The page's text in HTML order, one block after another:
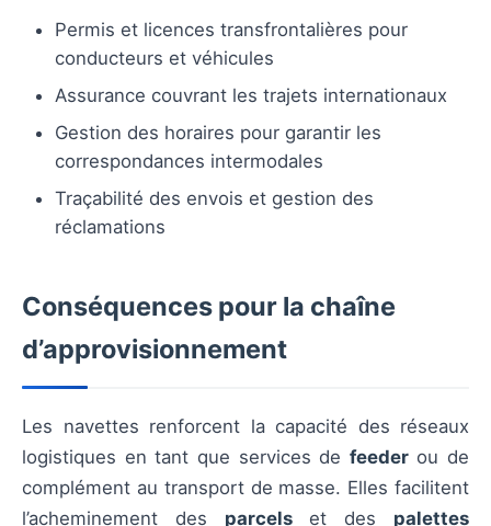
Permis et licences transfrontalières pour
conducteurs et véhicules
Assurance couvrant les trajets internationaux
Gestion des horaires pour garantir les
correspondances intermodales
Traçabilité des envois et gestion des
réclamations
Conséquences pour la chaîne
d’approvisionnement
Les navettes renforcent la capacité des réseaux
logistiques en tant que services de feederou de
complément au transport de masse. Elles facilitent
l’acheminement des parcelset des palettes